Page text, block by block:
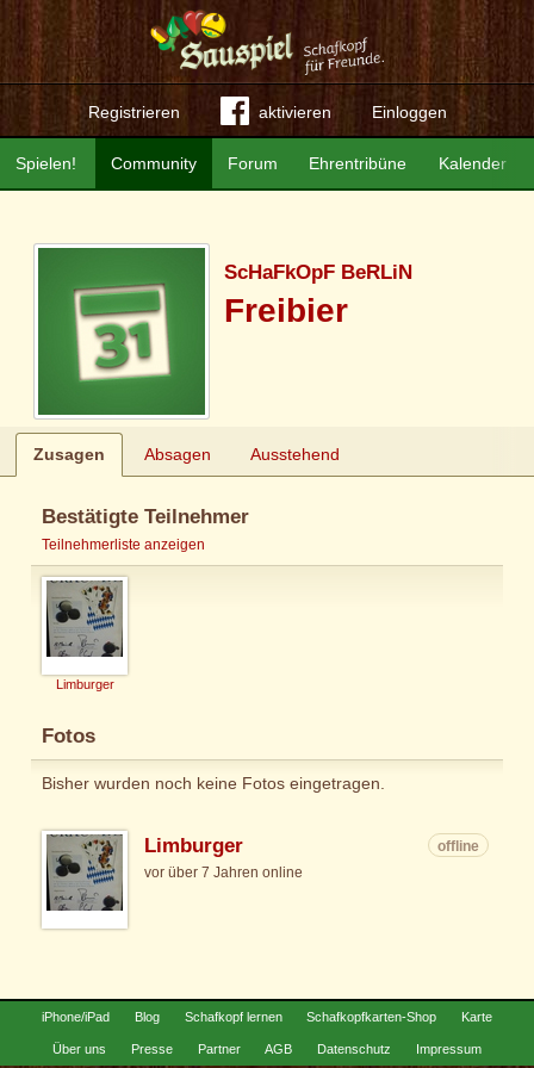
Registrieren aktivieren Einloggen
Community Forum Ehrentribüne Kalender
Spielen!
ScHaFkOpF BeRLiN
Freibier
Zusagen Absagen Ausstehend
Bestätigte Teilnehmer
Teilnehmerliste anzeigen
Limburger
Fotos
Bisher wurden noch keine Fotos eingetragen.
Limburger
offline
vor über 7 Jahren online
iPhone/iPad Blog Schafkopf lernen Schafkopfkarten-Shop Karte
Über uns Presse Partner AGB Datenschutz Impressum